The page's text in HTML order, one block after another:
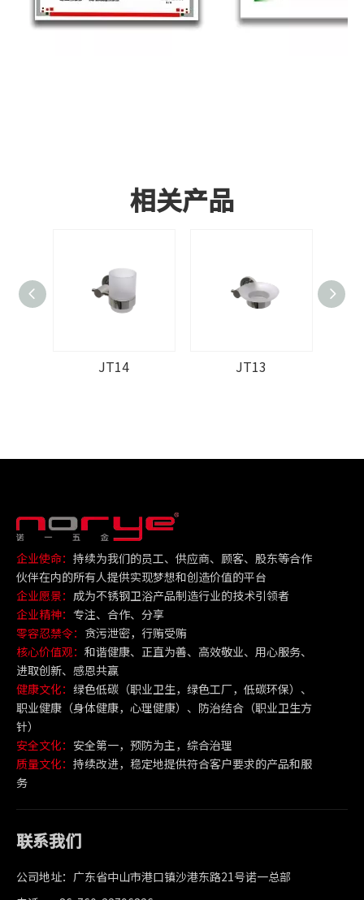
相关产品
JT14 JT13
企业使命： 持续为我们的员工、供应商、顾客、股东等合作
伙伴在内的所有人提供实现梦想和创造价值的平台
企业愿景： 成为不锈钢卫浴产品制造行业的技术引领者
企业精神： 专注、合作、分享
零容忍禁令： 贪污泄密，行贿受贿
核心价值观： 和谐健康、正直为善、高效敬业、用心服务、
进取创新、感恩共赢
健康文化： 绿色低碳（职业卫生，绿色工厂，低碳环保）、
职业健康（身体健康，心理健康）、防治结合（职业卫生方
针）
安全文化： 安全第一，预防为主，综合治理
质量文化： 持续改进，稳定地提供符合客户要求的产品和服
务
联系我们
公司地址：广东省中山市港口镇沙港东路21号诺一总部